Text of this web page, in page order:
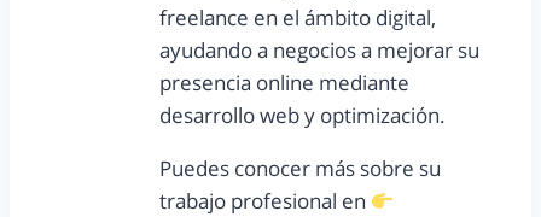
freelance en el ámbito digital,
ayudando a negocios a mejorar su
presencia online mediante
desarrollo web y optimización.
Puedes conocer más sobre su
trabajo profesional en